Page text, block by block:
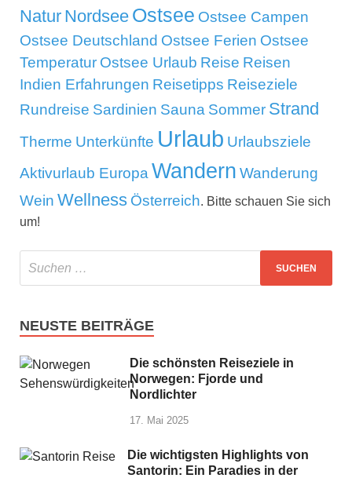
Natur Nordsee Ostsee Ostsee Campen
Ostsee Deutschland Ostsee Ferien Ostsee
Temperatur Ostsee Urlaub Reise Reisen
Indien Erfahrungen Reisetipps Reiseziele
Rundreise Sardinien Sauna Sommer Strand
Therme Unterkünfte Urlaub Urlaubsziele
Aktivurlaub Europa Wandern Wanderung
Wein Wellness Österreich. Bitte schauen Sie sich
um!
NEUSTE BEITRÄGE
Die schönsten Reiseziele in
Norwegen: Fjorde und
Nordlichter
17. Mai 2025
Die wichtigsten Highlights von
Santorin: Ein Paradies in der